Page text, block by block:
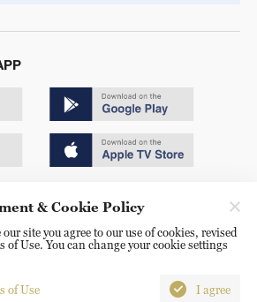
号
010-85061466
& Cookie Policy
site you agree to our use of cookies, revised
of Use. You can change your cookie settings
of Use I agree